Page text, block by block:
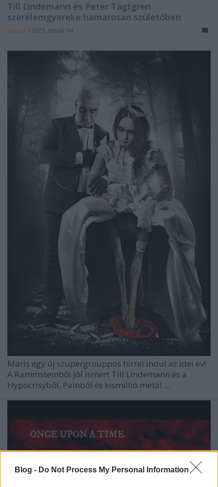
Blog - Do Not Process My Personal Information
Till Lindemann és Peter Tägtgren
szerelemgyereke hamarosan születőben
Gnosis • 2015. január 04.
Máris egy új szupergrouppos hírrel indul az idei év!
A Rammsteinből jól ismert Till Lindemann és a
Hypocrisyből, Painből és kismillió metal ...